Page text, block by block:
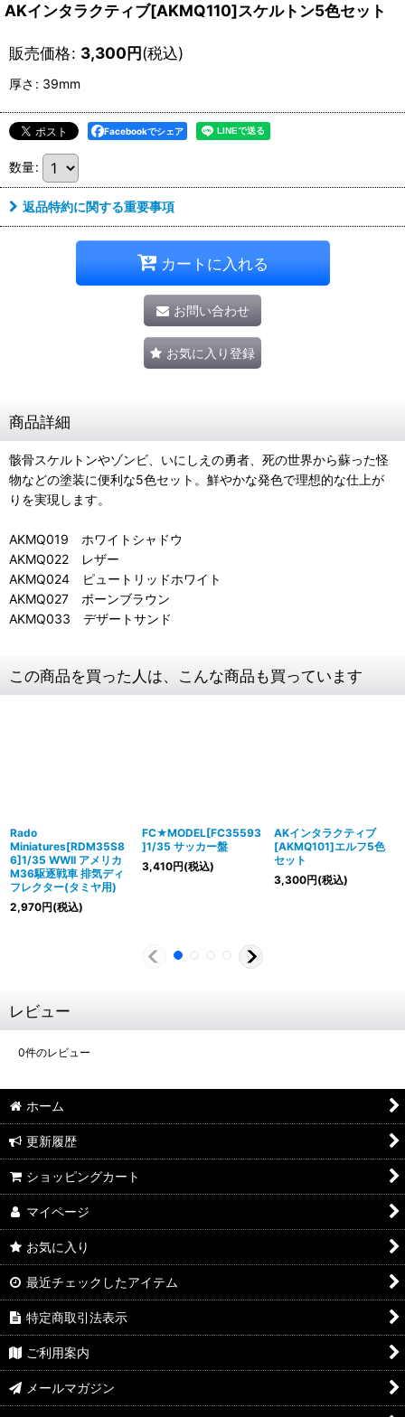
AKインタラクティブ[AKMQ110]スケルトン5色セット
販売価格: 3,300円(税込)
厚さ : 39mm
Facebookでシェア
数量:
返品特約に関する重要事項
カートに入れる
お問い合わせ
お気に入り登録
商品詳細
骸骨スケルトンやゾンビ、いにしえの勇者、死の世界から蘇った怪
物などの塗装に便利な5色セット。鮮やかな発色で理想的な仕上が
りを実現します。
AKMQ019 ホワイトシャドウ
AKMQ022 レザー
AKMQ024 ピュートリッドホワイト
AKMQ027 ボーンブラウン
AKMQ033 デザートサンド
この商品を買った人は、こんな商品も買っています
Rado
Miniatures[RDM35S8
6]1/35 WWII アメリカ
M36駆逐戦車 排気ディ
フレクター(タミヤ用)
2,970円(税込)
FC★MODEL[FC35593
]1/35 サッカー盤
3,410円(税込)
AKインタラクティブ
[AKMQ101]エルフ5色
セット
3,300円(税込)
レビュー
0件のレビュー
ホーム
更新履歴
ショッピングカート
マイページ
お気に入り
最近チェックしたアイテム
特定商取引法表示
ご利用案内
メールマガジン